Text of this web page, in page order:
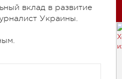
вклад в развитие
Украины.